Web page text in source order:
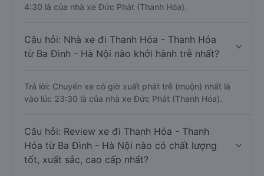
4:30 là của nhà xe Đức Phát (Thanh Hóa).
Câu hỏi: Nhà xe đi Thanh Hóa - Thanh Hóa
từ Ba Đình - Hà Nội nào khởi hành trễ nhất?
Trả lời: Chuyến xe có giờ xuất phát trễ (muộn) nhất là
vào lúc 23:30 là của nhà xe Đức Phát (Thanh Hóa).
Câu hỏi: Review xe đi Thanh Hóa - Thanh
Hóa từ Ba Đình - Hà Nội nào có chất lượng
tốt, xuất sắc, cao cấp nhất?